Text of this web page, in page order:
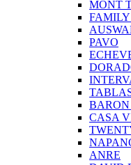
MONT
FAMILY
PAVO
CASA
ANRE